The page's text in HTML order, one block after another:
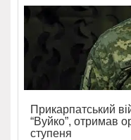
Прикарпатський
“Вуйко”, отримав
ступеня